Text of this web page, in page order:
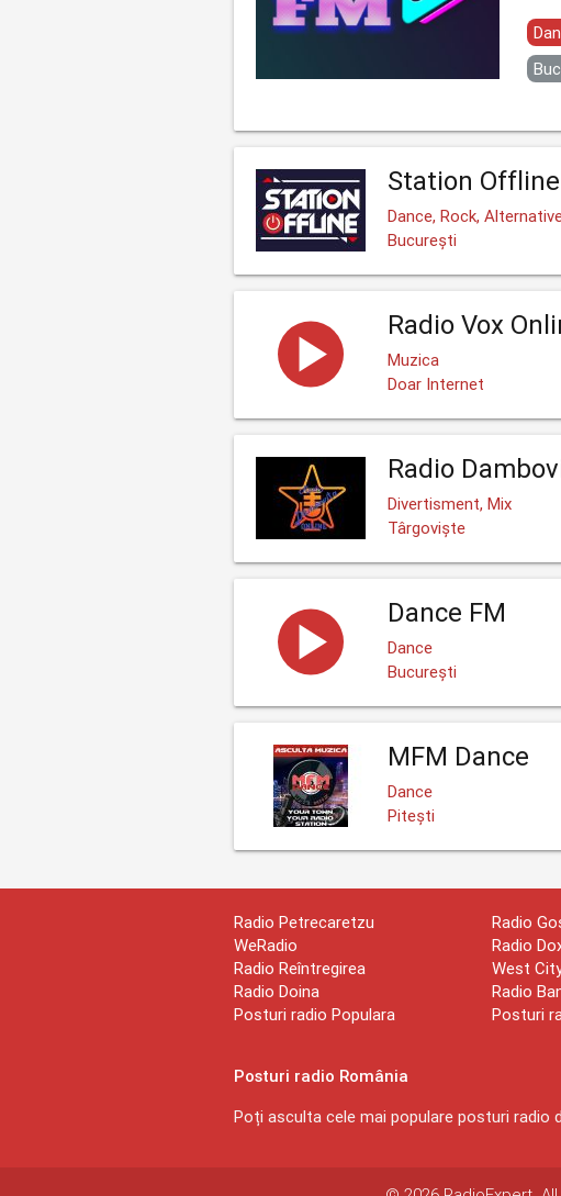
Station Offline
Dance, Rock,
București
Radio Vox
Muzica
Doar Internet
Radio
Divertisment, Mix
Târgoviște
Dance FM
Dance
București
MFM Dance
Dance
Pitești
Radio Petrecaretzu
WeRadio
Radio Reîntregirea
Radio Doina
Posturi radio Populara
Radio
Radio
West
Radio
Posturi
Posturi radio România
Poți asculta cele mai populare posturi radio